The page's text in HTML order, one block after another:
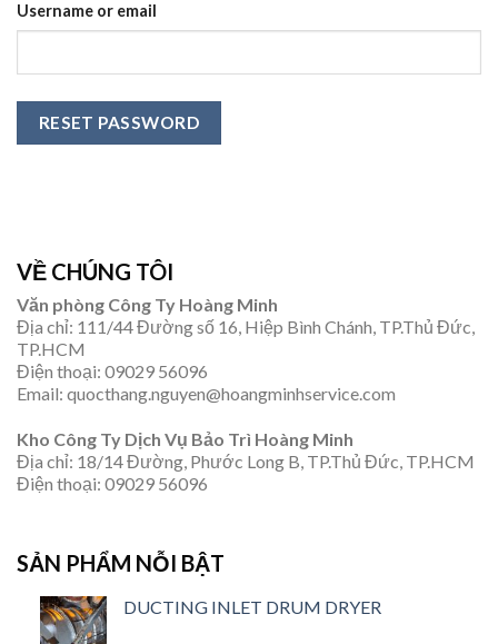
Username or email
RESET PASSWORD
VỀ CHÚNG TÔI
Văn phòng Công Ty Hoàng Minh
Địa chỉ: 111/44 Đường số 16, Hiệp Bình Chánh, TP.Thủ Đức,
TP.HCM
Điện thoại: 09029 56096
Email: quocthang.nguyen@hoangminhservice.com
Kho Công Ty Dịch Vụ Bảo Trì Hoàng Minh
Địa chỉ: 18/14 Đường, Phước Long B, TP.Thủ Đức, TP.HCM
Điện thoại: 09029 56096
SẢN PHẨM NỖI BẬT
DUCTING INLET DRUM DRYER